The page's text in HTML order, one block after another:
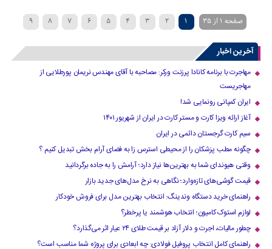
صفحه 1 از 35 1
2
3
4
5
6
7
8
9
10
›
20
30
...
» آخرین اخبار
مهاجرت با برنامه کانادا پرزنت ورکر: مصاحبه با آقای مهندس نریمان پورطلایی از
مهاجریست
ایران کمپانی رونمایی شد!
آغاز ارائه ویزا کارت و مستر کارت در ایران از شهریور ۱۴۰۱
سیم کارت گرجستان دائمی در ایران
چگونه مطب پزشکان را از محیطی استرس زا به فضای آرام بخش تبدیل کنیم ؟
وقتی هیوندای شما به بهترین‌ها نیاز دارد؛ آرامش را به جاده برگردانید
قیمت گوشی‌های تازه‌وارد؛ نگاهی به نرخ مدل‌های جدید بازار
راهنمای خرید دستگاه وندینگ: انتخاب بهترین مدل برای فروش خودکار
لوازم استوک کامیون؛ انتخاب هوشمند یا پرخطر؟
چطور مالیات، اجرت و دلار آزاد بر قیمت طلای ۲۴ عیار اثر می‌گذارد؟
راهنمای کامل انتخاب پروفیل فولادی: چه ابعادی برای پروژه شما مناسب است؟